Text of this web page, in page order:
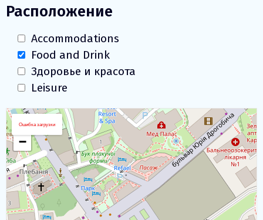
Расположение
Accommodations
Food and Drink
Здоровье и красота
Leisure
Загрузка Карты
+
−
Ошибка загрузки